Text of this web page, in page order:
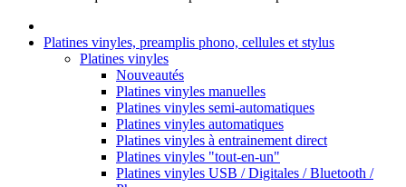
Platines vinyles, preamplis phono, cellules et stylus
Platines vinyles
Nouveautés
Platines vinyles manuelles
Platines vinyles semi-automatiques
Platines vinyles automatiques
Platines vinyles à entrainement direct
Platines vinyles "tout-en-un"
Platines vinyles USB / Digitales / Bluetooth /